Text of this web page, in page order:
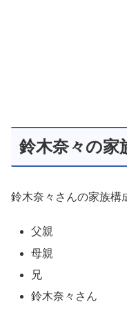
鈴木奈々の家
鈴木奈々さんの家族構
父親
母親
兄
鈴木奈々さん